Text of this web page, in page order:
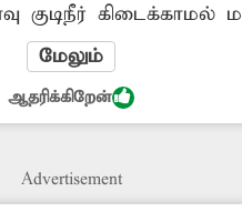
குடிநீர் கிடைக்காமல்
குடிநீர் வழங்க
மேலும்
ஆதரிக்கிறேன்
Advertisement